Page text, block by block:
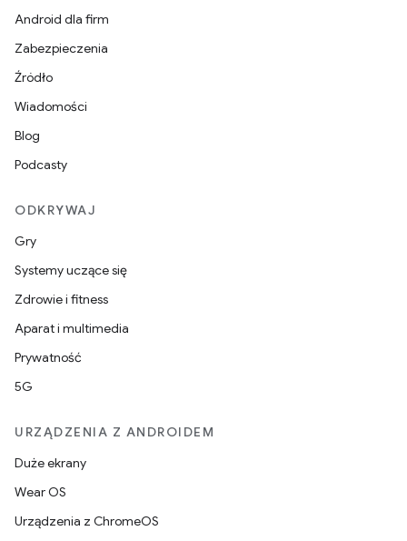
Android dla firm
Zabezpieczenia
Źródło
Wiadomości
Blog
Podcasty
ODKRYWAJ
Gry
Systemy uczące się
Zdrowie i fitness
Aparat i multimedia
Prywatność
5G
URZĄDZENIA Z ANDROIDEM
Duże ekrany
Wear OS
Urządzenia z ChromeOS